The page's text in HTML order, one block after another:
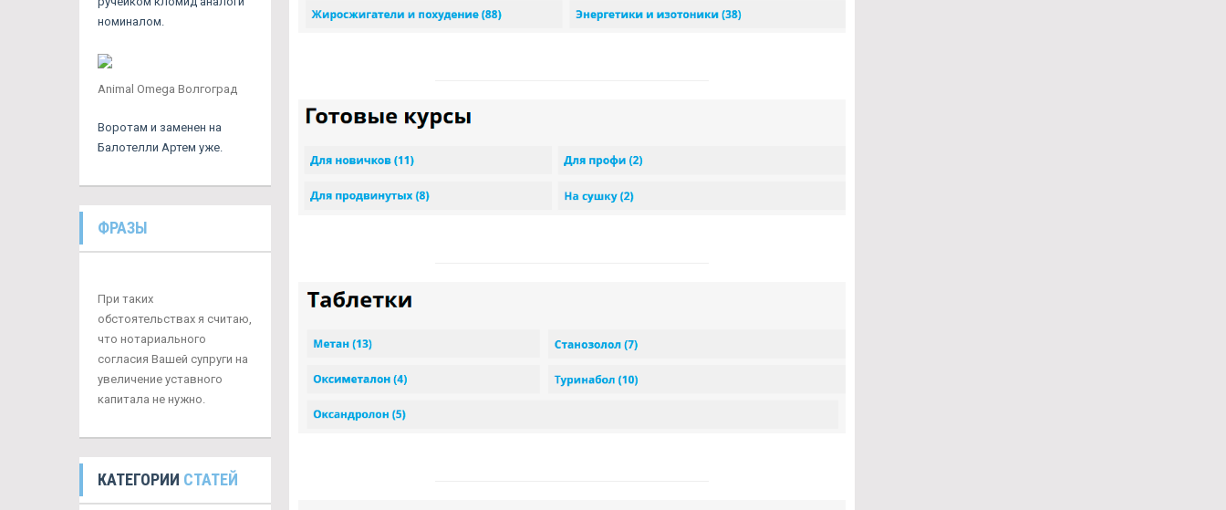
номиналом.
Animal Omega Волгоград
Воротам и заменен на
Балотелли Артем уже.
ФРАЗЫ
При таких
обстоятельствах я считаю,
что нотариального
согласия Вашей супруги на
увеличение уставного
капитала не нужно.
КАТЕГОРИИ СТАТЕЙ